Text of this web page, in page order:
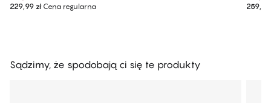
229,99 złCena regularna
259,99
Sądzimy, że spodobają ci się te produkty